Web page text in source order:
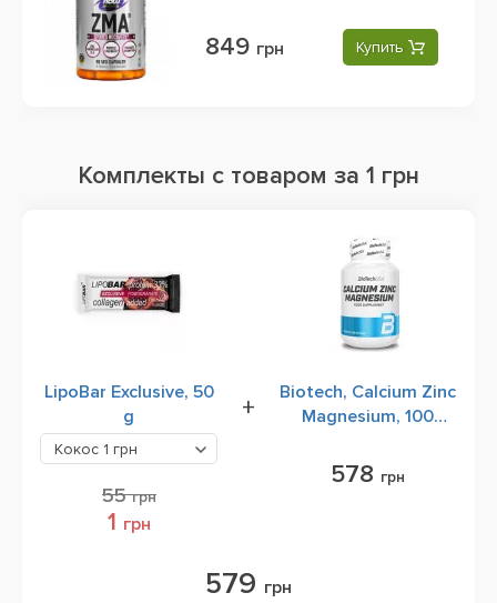
849 грн Купить
Комплекты с товаром за 1 грн
LipoBar Exclusive, 50
g
Кокос 1 грн
55грн
1 грн
+
Biotech, Calcium Zinc
Magnesium, 100
578 грн
579 грн